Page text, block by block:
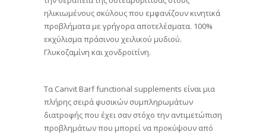
ηλικιωμένους σκύλους που εμφανίζουν κινητικά
προβλήματα με γρήγορα αποτελέσματα. 100%
εκχύλισμα πράσινου χειλικού μυδιού.
Γλυκοζαμίνη και χονδροϊτίνη.
Τα Canvit Barf functional supplements είναι μια
πλήρης σειρά φυσικών συμπληρωμάτων
διατροφής που έχει σαν στόχο την αντιμετώπιση
προβλημάτων που μπορεί να προκύψουν από